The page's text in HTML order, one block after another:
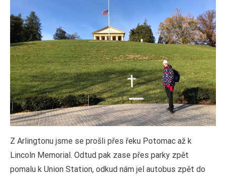
Z Arlingtonu jsme se prošli přes řeku Potomac až k
Lincoln Memorial. Odtud pak zase přes parky zpět
pomalu k Union Station, odkud nám jel autobus zpět do